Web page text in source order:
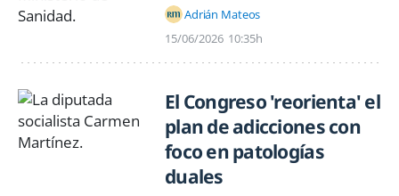
Adrián Mateos
15/06/2026 10:35h
El Congreso 'reorienta' el
plan de adicciones con
foco en patologías
duales